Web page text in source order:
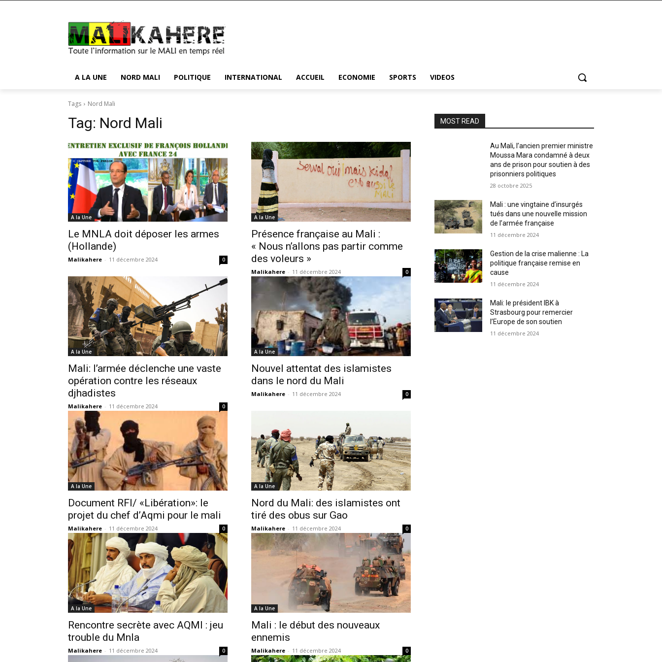
A LA UNE NORD MALI POLITIQUE INTERNATIONAL ACCUEIL ECONOMIE SPORTS VIDEOS
Tags Nord Mali
Tag: Nord Mali
A la Une
Le MNLA doit déposer les armes
(Hollande)
Malikahere - 11 décembre 2024 0
A la Une
Présence française au Mali :
« Nous n’allons pas partir comme
des voleurs »
Malikahere - 11 décembre 2024 0
A la Une
Mali: l’armée déclenche une vaste
opération contre les réseaux
djhadistes
Malikahere - 11 décembre 2024 0
A la Une
Nouvel attentat des islamistes
dans le nord du Mali
Malikahere - 11 décembre 2024 0
A la Une
Document RFI/ «Libération»: le
projet du chef d’Aqmi pour le mali
Malikahere - 11 décembre 2024 0
A la Une
Nord du Mali: des islamistes ont
tiré des obus sur Gao
Malikahere - 11 décembre 2024 0
A la Une
Rencontre secrète avec AQMI : jeu
trouble du Mnla
Malikahere - 11 décembre 2024 0
A la Une
Mali : le début des nouveaux
ennemis
Malikahere - 11 décembre 2024 0
MOST READ
Au Mali, l’ancien premier ministre
Moussa Mara condamné à deux
ans de prison pour soutien à des
prisonniers politiques
28 octobre 2025
Mali : une vingtaine d’insurgés
tués dans une nouvelle mission
de l’armée française
11 décembre 2024
Gestion de la crise malienne : La
politique française remise en
cause
11 décembre 2024
Mali: le président IBK à
Strasbourg pour remercier
l’Europe de son soutien
11 décembre 2024